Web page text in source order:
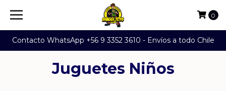
Contacto WhatsApp +56 9 3352 3610 - Envíos a todo Chile
0
Juguetes Niños